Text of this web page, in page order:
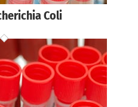
Coli